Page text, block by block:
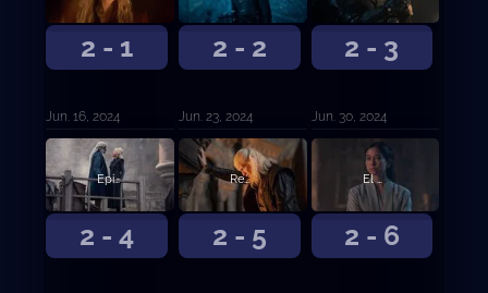
2 - 1
Jun. 16, 2024
2 - 2
Jun. 23, 2024
2 - 3
Jun. 30, 2024
2 - 4
Episodio 4
2 - 5
Regente
2 - 6
El populacho